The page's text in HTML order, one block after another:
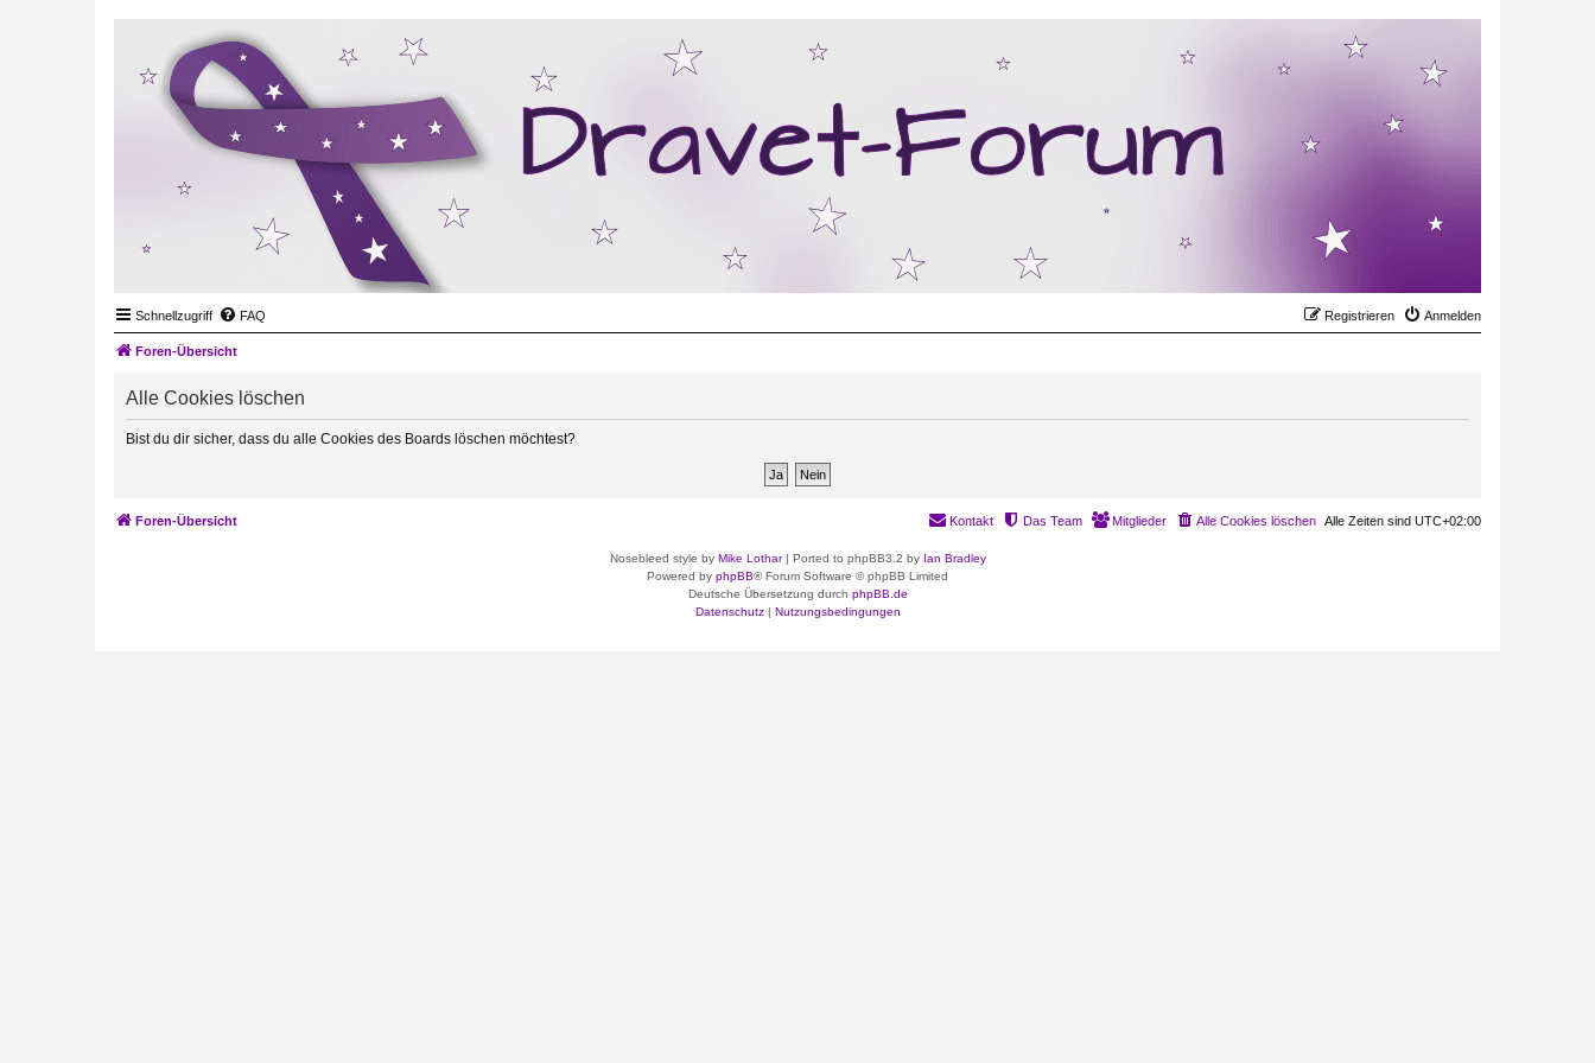
Schnellzugriff FAQ Anmelden
Registrieren
Foren-Übersicht
Alle Cookies löschen
Bist du dir sicher, dass du alle Cookies des Boards löschen möchtest?
Foren-Übersicht Alle Zeiten sind UTC+02:00
Alle Cookies löschen
Mitglieder
Das Team
Kontakt
Nosebleed style by Mike Lothar| Ported to phpBB3.2 by Ian Bradley
Powered by phpBB® Forum Software © phpBB Limited
Deutsche Übersetzung durch phpBB.de
Datenschutz| Nutzungsbedingungen